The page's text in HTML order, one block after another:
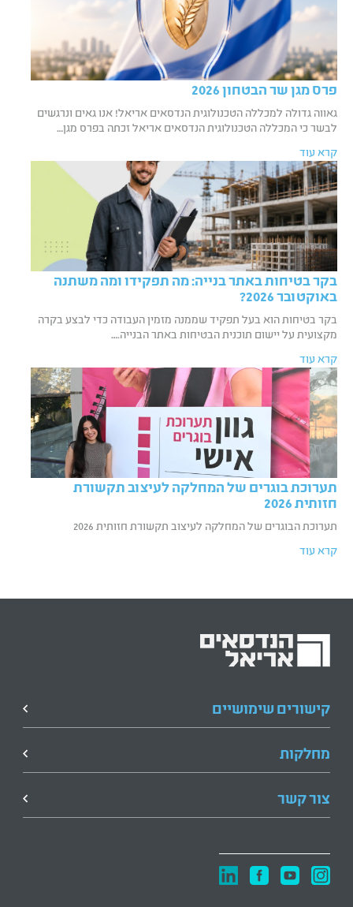
פרס מגן שר הבטחון 2026
גאווה גדולה למכללה הטכנולוגית הנדסאים אריאל! אנו גאים ונרגשים
לבשר כי המכללה הטכנולוגית הנדסאים אריאל זכתה בפרס מגן…
קרא עוד
בקר בטיחות באתר בנייה: מה תפקידו ומה משתנה
באוקטובר 2026?
בקר בטיחות הוא בעל תפקיד שממנה מזמין העבודה כדי לבצע בקרה
מקצועית על יישום תוכנית הבטיחות באתר הבנייה.…
קרא עוד
תערוכת בוגרים של המחלקה לעיצוב תקשורת
חזותית 2026
תערוכת הבוגרים של המחלקה לעיצוב תקשורת חזותית 2026
קרא עוד
קישורים שימושיים
מחלקות
צור קשר